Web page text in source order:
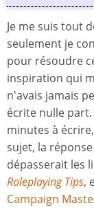
Je me suis tout
seulement je
pour résoudre
inspiration qui
n'avais jamais
écrite nulle
minutes à
sujet, la
dépasserait les
Roleplaying Tips,
Campaign